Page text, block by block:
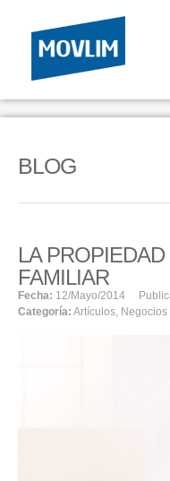
INICIO
HOSTING
HOSTING
RESELLER
BLOG
LA
FAMILIAR
Fecha: 12/mayo/2014
Categoría: Artículos,